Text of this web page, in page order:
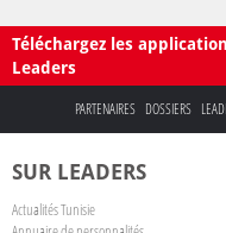
Téléchargez les
Leaders
PARTENAIRES DOSSIERS
SUR LEADERS
Actualités Tunisie